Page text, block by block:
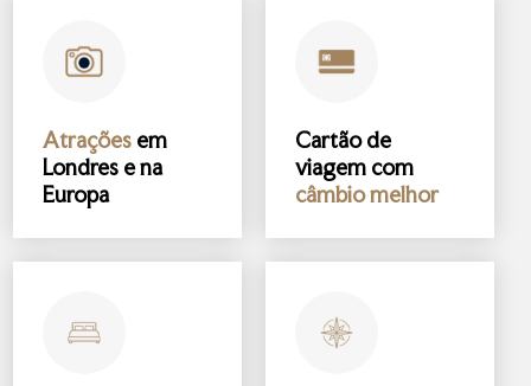
Atrações em
Londres e na
Europa
Cartão de
viagem com
câmbio melhor